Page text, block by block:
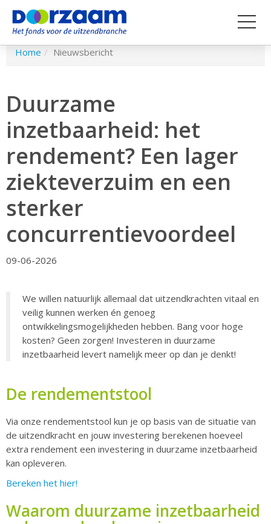
Spring
inhoud
Home Nieuwsbericht
Duurzame
inzetbaarheid: het
rendement? Een lager
ziekteverzuim en een
sterker
concurrentievoordeel
09-06-2026
We willen natuurlijk allemaal dat uitzendkrachten vitaal en
veilig kunnen werken én genoeg
ontwikkelingsmogelijkheden hebben. Bang voor hoge
kosten? Geen zorgen! Investeren in duurzame
inzetbaarheid levert namelijk meer op dan je denkt!
De rendementstool
Via onze rendementstool kun je op basis van de situatie van
de uitzendkracht en jouw investering berekenen hoeveel
extra rendement een investering in duurzame inzetbaarheid
kan opleveren.
Bereken het hier!
Waarom duurzame inzetbaarheid